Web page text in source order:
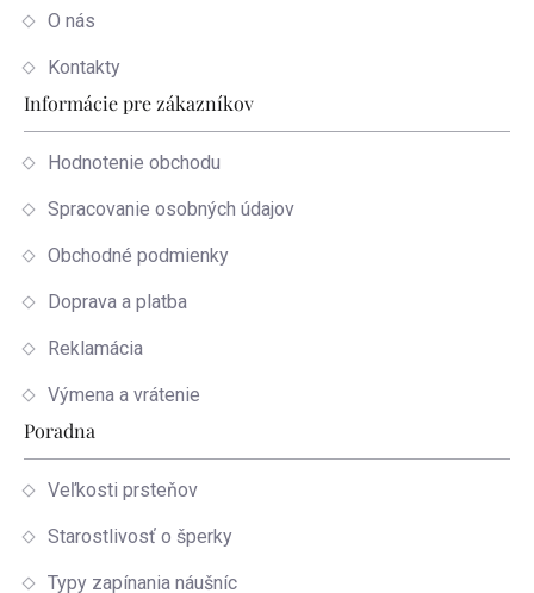
O nás
Kontakty
Informácie pre zákazníkov
Hodnotenie obchodu
Spracovanie osobných údajov
Obchodné podmienky
Doprava a platba
Reklamácia
Výmena a vrátenie
Poradna
Veľkosti prsteňov
Starostlivosť o šperky
Typy zapínania náušníc